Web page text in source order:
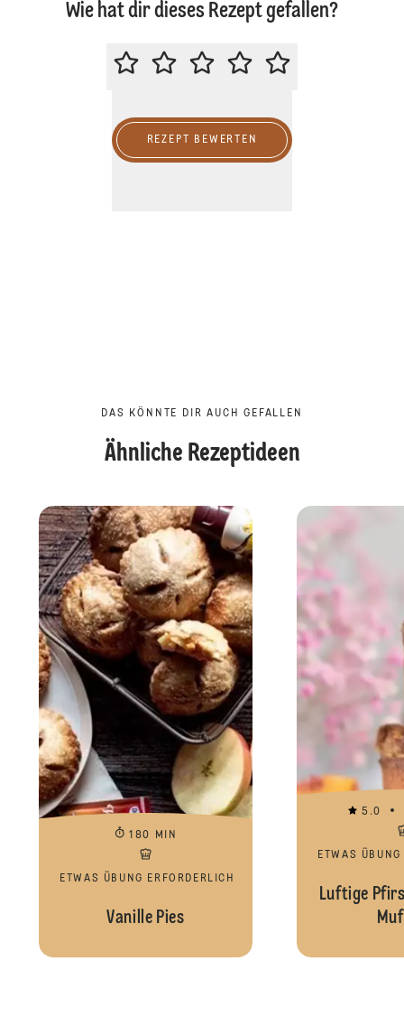
Wie hat dir dieses Rezept gefallen?
BITTE BEWERTE DIESES REZEPT
REZEPT BEWERTEN
DAS KÖNNTE DIR AUCH GEFALLEN
Ähnliche Rezeptideen
180 MIN
ETWAS ÜBUNG ERFORDERLICH
Vanille Pies
5.0
ETWAS
Luftige